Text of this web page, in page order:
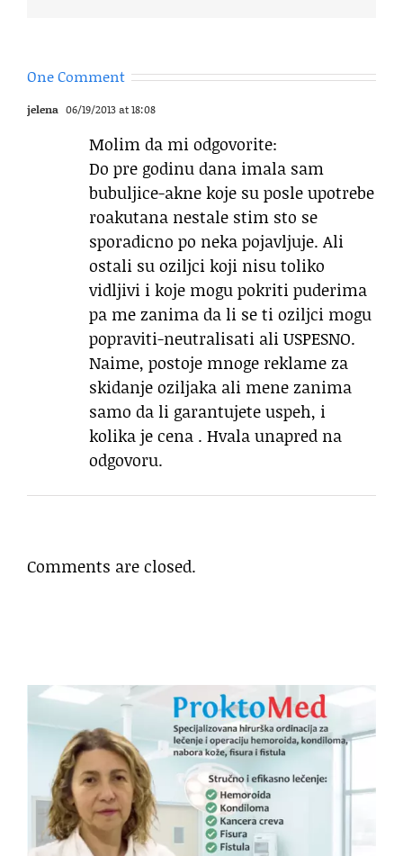
One Comment
jelena 06/19/2013 at 18:08
Molim da mi odgovorite:
Do pre godinu dana imala sam
bubuljice-akne koje su posle upotrebe
roakutana nestale stim sto se
sporadicno po neka pojavljuje. Ali
ostali su oziljci koji nisu toliko
vidljivi i koje mogu pokriti puderima
pa me zanima da li se ti oziljci mogu
popraviti-neutralisati ali USPESNO.
Naime, postoje mnoge reklame za
skidanje oziljaka ali mene zanima
samo da li garantujete uspeh, i
kolika je cena . Hvala unapred na
odgovoru.
Comments are closed.